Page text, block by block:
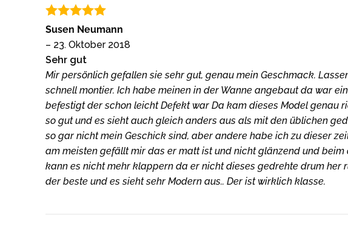
Bewertet
mit 5von
Susen Neumann
– 23. Oktober 2018
Sehr gut
Mir persönlich gefallen sie sehr gut, genau mein Geschmack.
schnell montier. Ich habe meinen in der Wanne angebaut da war
befestigt der schon leicht Defekt war Da kam dieses Model genau
so gut und es sieht auch gleich anders aus als mit den üblichen
so gar nicht mein Geschick sind, aber andere habe ich zu dieser
am meisten gefällt mir das er matt ist und nicht glänzend und beim
kann es nicht mehr klappern da er nicht dieses gedrehte drum her
der beste und es sieht sehr Modern aus.. Der ist wirklich klasse.